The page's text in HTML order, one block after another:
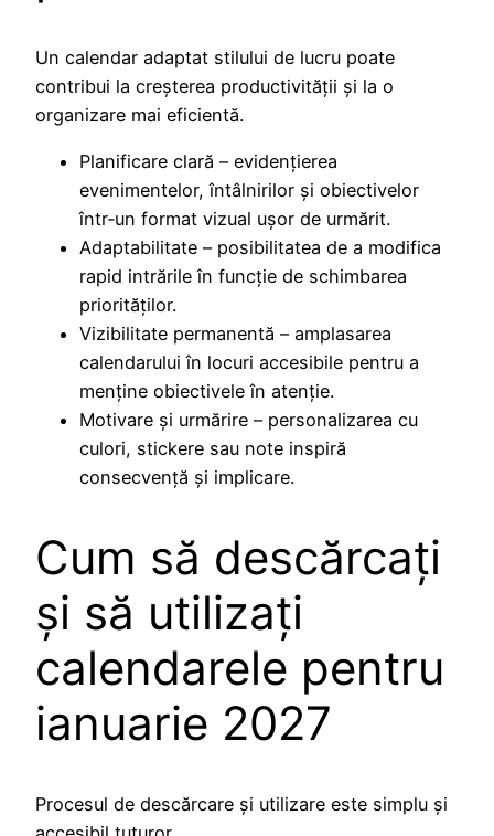
Un calendar adaptat stilului de lucru poate
contribui la creșterea productivității și la o
organizare mai eficientă.
Planificare clară – evidențierea
evenimentelor, întâlnirilor și obiectivelor
într‑un format vizual ușor de urmărit.
Adaptabilitate – posibilitatea de a modifica
rapid intrările în funcție de schimbarea
priorităților.
Vizibilitate permanentă – amplasarea
calendarului în locuri accesibile pentru a
menține obiectivele în atenție.
Motivare și urmărire – personalizarea cu
culori, stickere sau note inspiră
consecvență și implicare.
Cum să descărcați
și să utilizați
calendarele pentru
ianuarie 2027
Procesul de descărcare și utilizare este simplu și